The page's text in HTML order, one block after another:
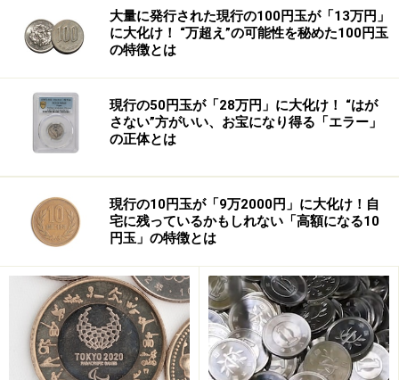
同社に排除措置命令を実施。同社が加盟店に対し、見切
り販売を制限していた行為が、「優越的地位の乱用」に
当たるとの判断を示しました。優越的地位の乱用は、取
引上、自社が取引相手より強い立場に立っていることを
利用して、公正な市場競争を不当に阻害すること。つま
り、セブン-イレブン側が、加盟店より優位に立つ立場を
利用して値引きを制限し、結果的に自由に行われるべき
価格競争を歪めていたというわけです。
大量に発行された現行の100円玉が「13万円」
に大化け！ “万超え”の可能性を秘めた100円玉
の特徴とは
現行の50円玉が「28万円」に大化け！ “はが
さない”方がいい、お宝になり得る「エラー」
の正体とは
現行の10円玉が「9万2000円」に大化け！自
宅に残っているかもしれない「高額になる10
円玉」の特徴とは